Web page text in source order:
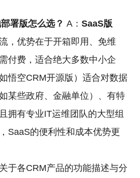
署版怎么选？ A：SaaS版
，优势在于开箱即用、免维
付费，适合绝大多数中小企
如悟空CRM开源版）适合对数据
某些政府、金融单位）、有特
拥有专业IT运维团队的大型组
SaaS的便利性和成本优势更
于各CRM产品的功能描述与分